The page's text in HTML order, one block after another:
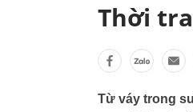
Thời
Từ váy trong